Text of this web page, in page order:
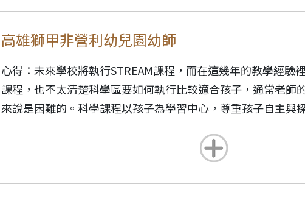
罷不能的畫出所有認識的變形金剛，再將變形金剛們的變形步
及的一件事啊?我們真的做得到嗎?雖然內心忐忑，但還是跟孩
且時時思考著如何引導及延續孩子們源源不絕的創意，變形金
發想故事內容及製作故事場景，從歷程分享、拍攝過程中發現
創了《變形金剛 6》的逐格動畫，這樣的過程獲得教育部主辦之
創新教案優等獎，這段完整的歷程無論是在孩子或是我的心中
的微電影。不僅新穎的技巧讓孩子們抱持著高度興趣，更重要
世界發光發熱！
這一路走來，孩子們更像是我們的老師。對於第一次嘗試這樣
PDCA（Plan-Do-Check-Action）的學習歷程。從中，我們更
他們的小小宇宙。無論是戶外扮演的剪紙動畫，還是以象棋改
高雄獅甲非營利幼兒園幼師
心得：未來學校將執行STREAM課程，而在這幾年的教學經驗
課程，也不太清楚科學區要如何執行比較適合孩子，通常老師
來說是困難的。科學課程以孩子為學習中心，尊重孩子自主與
與快樂的學習歷程，讓孩子發現學習是件快樂的事！
也不太清楚科學區要如何執行比較適合孩子，通常老師的思維